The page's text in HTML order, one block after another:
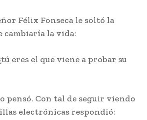
Félix Fonseca le soltó la
cambiaría la vida:
eres el que viene a probar su
pensó. Con tal de seguir viendo
electrónicas respondió: